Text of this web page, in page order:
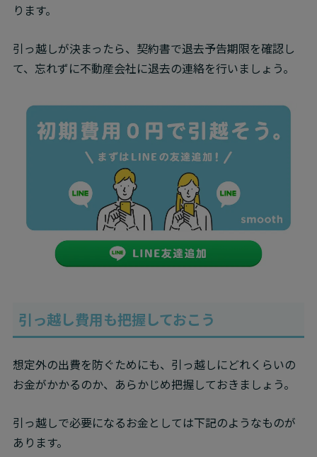
ります。
引っ越しが決まったら、契約書で退去予告期限を確認し
て、忘れずに不動産会社に退去の連絡を行いましょう。
引っ越し費用も把握しておこう
想定外の出費を防ぐためにも、引っ越しにどれくらいの
お金がかかるのか、あらかじめ把握しておきましょう。
引っ越しで必要になるお金としては下記のようなものが
あります。